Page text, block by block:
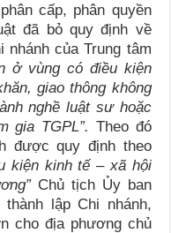
cấp, phân quyền
đã bỏ quy định về
nhánh của Trung tâm
ở vùng có điều kiện
giao thông không
nghề luật sư hoặc
gia TGPL”. Theo đó
được quy định theo
kiện kinh tế – xã hội
Chủ tịch Ủy ban
lập Chi nhánh,
cho địa phương chủ